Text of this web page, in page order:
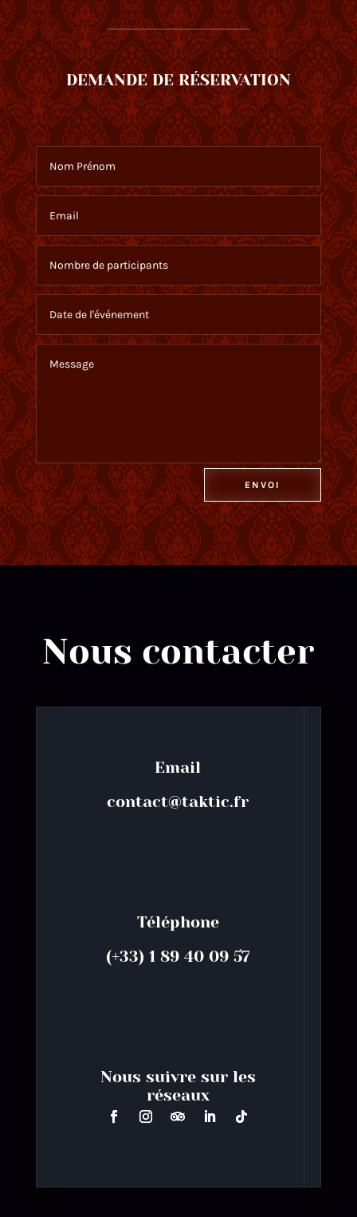
DEMANDE DE RÉSERVATION
ENVOI
Alternative:
Nous contacter
Email
contact@taktic.fr
Téléphone
(+33) 1 89 40 09 57
Nous suivre sur les
réseaux